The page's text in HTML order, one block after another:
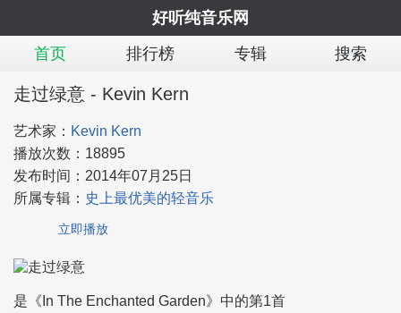
好听纯音乐网
首页
排行榜 专辑 搜索
走过绿意 - Kevin Kern
艺术家： Kevin Kern
播放次数： 18895
发布时间： 2014年07月25日
所属专辑： 史上最优美的轻音乐
立即播放
是《In The Enchanted Garden》中的第1首